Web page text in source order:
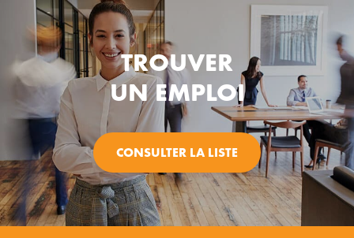
TROUVER
UN EMPLOI
CONSULTER LA LISTE